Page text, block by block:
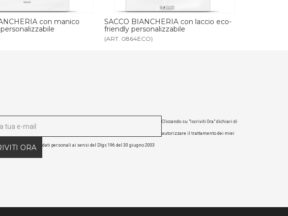
con laccio eco-
SACCO BIANCHERIA con laccio
polietilene personalizzabile
(ART. 0864)
ORA
Cliccando su "Iscriviti Ora" dichiari di
autorizzare il trattamento dei miei
dati personali ai sensi del Dlgs 196 del 30 giugno 2003